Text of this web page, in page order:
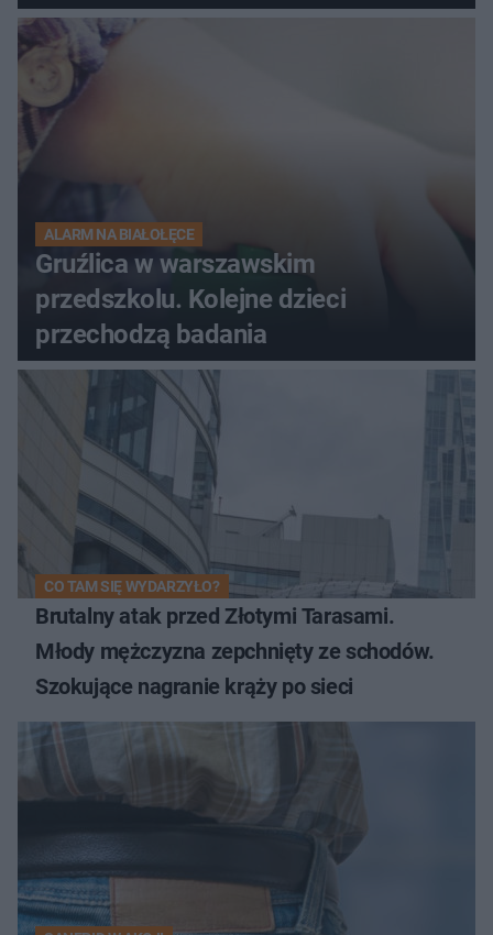
ALARM NA BIAŁOŁĘCE
Gruźlica w warszawskim
przedszkolu. Kolejne dzieci
przechodzą badania
CO TAM SIĘ WYDARZYŁO?
Brutalny atak przed Złotymi Tarasami.
Młody mężczyzna zepchnięty ze schodów.
Szokujące nagranie krąży po sieci